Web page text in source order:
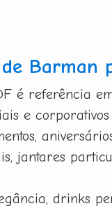
Barman
é referência
e
jantares
drinks